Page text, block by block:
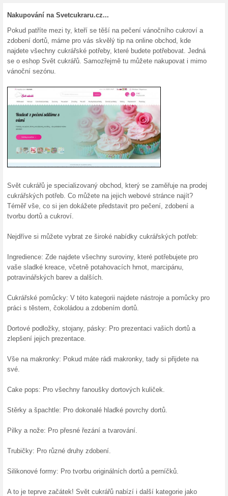
Aktuální slevy a
Doprava zdarma
100% fungovalo Akce
Nakupte v internetovém
doručení budete mít zdarma.
Svetcukraru.cz a nakupte
Dárkové poukazy od
100% fungovalo Akce
Darujte svým známým či
Svetcukraru.cz. Vyřešte
domova. Obdarovaný si sám
Ebook ke stažení
100% fungovalo
V e-booku se dozvíte jaký je